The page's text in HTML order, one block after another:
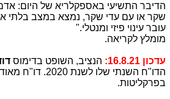
הדיבר התשיעי באספקלריא של היום:
שקר או עם עדי שקר, נמצא במצב בלתי
עובר עינוי פיזי ומנטלי."
מומלץ לקריאה.
עדכון 16.8.21: הנציב, השופט בדימוס
הדו"ח השנתי שלו
בפרקליטות.